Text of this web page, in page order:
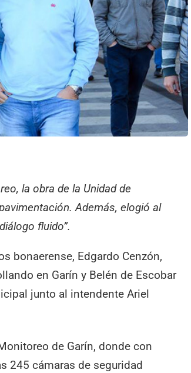
la obra de la Unidad de
Además, elogió al
fluido”.
bonaerense, Edgardo Cenzón,
en Garín y Belén de Escobar
junto al intendente Ariel
de Garín, donde con
245 cámaras de seguridad